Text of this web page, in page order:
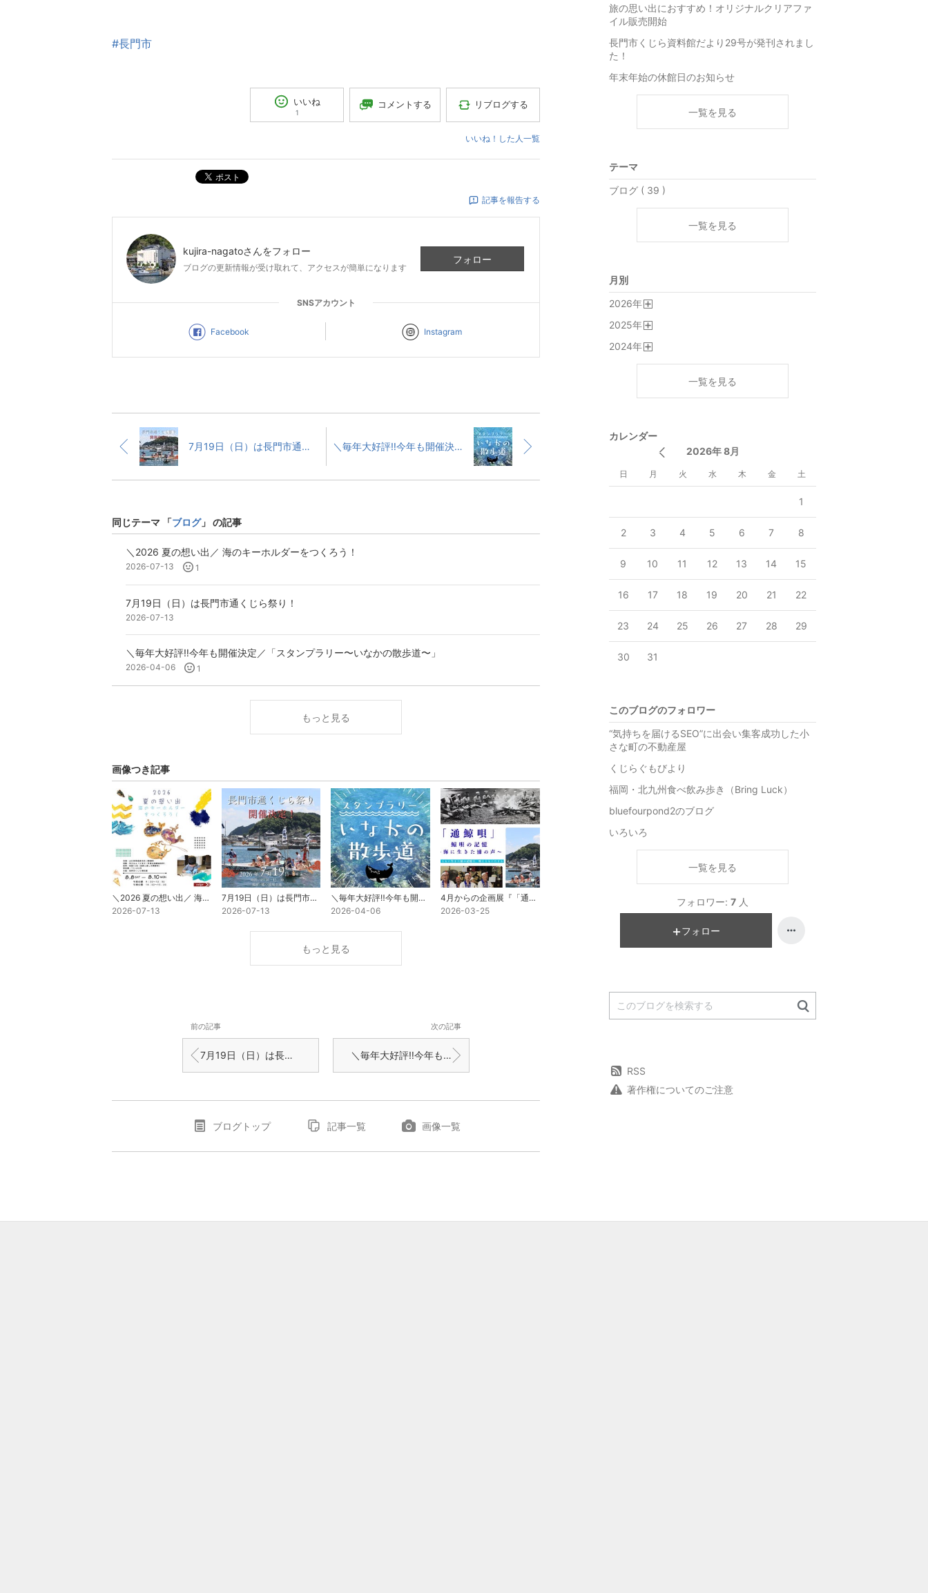
#長門市
いいね
1
コメントする リブログする
いいね！した人一覧
ポスト
記事を報告する
kujira-nagatoさんをフォロー
ブログの更新情報が受け取れて、アクセスが簡単になります
フォロー
SNSアカウント
Facebook Instagram
7月19日（日）は長門市通くじら祭り！ ＼毎年大好評‼️今年も開催決定／「スタンプラリー〜いなかの散歩道〜」
同じテーマ 「ブログ」 の記事
＼2026 夏の想い出／ 海のキーホルダーをつくろう！
2026-07-13 1
7月19日（日）は長門市通くじら祭り！
2026-07-13
＼毎年大好評‼️今年も開催決定／「スタンプラリー〜いなかの散歩道〜」
2026-04-06 1
もっと見る
画像つき記事
＼2026 夏の想い出／ 海のキーホルダーをつくろう！
2026-07-13
7月19日（日）は長門市通くじら祭り！
2026-07-13
＼毎年大好評‼️今年も開催決定／「スタンプラリー〜いなかの散歩道〜」
2026-04-06
4月からの企画展『「通鯨唄」鯨唄の記憶〜海に生きた浦の声〜』のお知らせ
2026-03-25
もっと見る
前の記事
7月19日（日）は長門市通くじら祭り！
次の記事
＼毎年大好評‼️今年も開催決定／「スタンプラリー〜いなかの散歩道〜」
ブログトップ 記事一覧 画像一覧
旅の思い出におすすめ！オリジナルクリアファ
イル販売開始
長門市くじら資料館だより29号が発刊されまし
た！
年末年始の休館日のお知らせ
一覧を見る
テーマ
ブログ ( 39 )
一覧を見る
月別
2026年
2025年
2024年
一覧を見る
カレンダー
2026年 8月
日 月 火 水 木 金 土
1
2 3 4 5 6 7 8
9 10 11 12 13 14 15
16 17 18 19 20 21 22
23 24 25 26 27 28 29
30 31
このブログのフォロワー
“気持ちを届けるSEO”に出会い集客成功した小
さな町の不動産屋
くじらぐもびより
福岡・北九州食べ飲み歩き（Bring Luck）
bluefourpond2のブログ
いろいろ
一覧を見る
フォロワー: 7 人
フォロー
RSS
著作権についてのご注意